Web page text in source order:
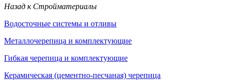
Назад к Стройматериалы
Водосточные системы и отливы
Металлочерепица и комплектующие
Гибкая черепица и комплектующие
Керамическая (цементно-песчаная) черепица